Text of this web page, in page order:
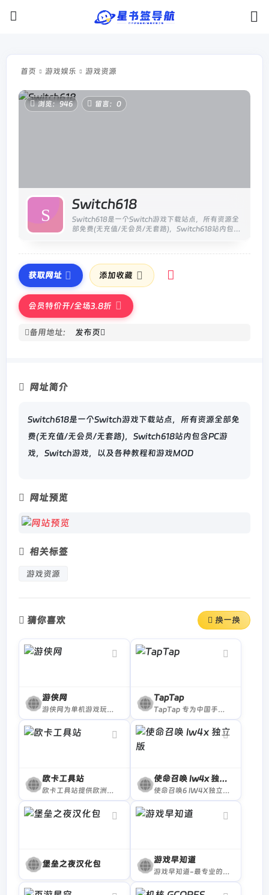
首页 游戏娱乐 游戏资源
浏览：946 留言：0
Switch618
Switch618是一个Switch游戏下载站点，所有资源全
部免费(无充值/无会员/无套路)，Switch618站内包含
获取网址 添加收藏
会员特价开/全场3.8折
备用地址: 发布页
网址简介
Switch618是一个Switch游戏下载站点，所有资源全部免
费(无充值/无会员/无套路)，Switch618站内包含PC游
戏，Switch游戏，以及各种教程和游戏MOD
网址预览
相关标签
游戏资源
猜你喜欢 换一换
游侠网
游侠网为单机游戏玩家提供最新单机游戏业界动态、国内外单机游戏下载、单机游戏补丁、单机游戏攻略秘籍、单机游戏专题等内容。坚守单机阵地，弘扬单机文化！
TapTap
TapTap 专为中国手游玩家打造的推荐高品质手游的分享社区。
欧卡工具站
欧卡工具站提供欧洲卡车模拟2相关游戏资讯,联机插件服务器交通vtc等信息,玩家封号查询,mod和相关工具下载
使命召唤 Iw4x 独立版
使命召唤6 IW4X独立版 | 使命召唤ol私服
堡垒之夜汉化包 游戏早知道
游戏早知道-最专业的Xbox与Playstation游戏主机资讯服务网站